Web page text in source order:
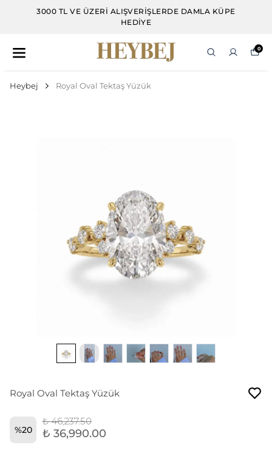
3000 TL VE ÜZERI ALIŞVERIŞLERDE DAMLA KÜPE
HEDIYE
0
Heybej Royal Oval Tektaş Yüzük
Royal Oval Tektaş Yüzük
%20
₺ 46,237.50
₺ 36,990.00